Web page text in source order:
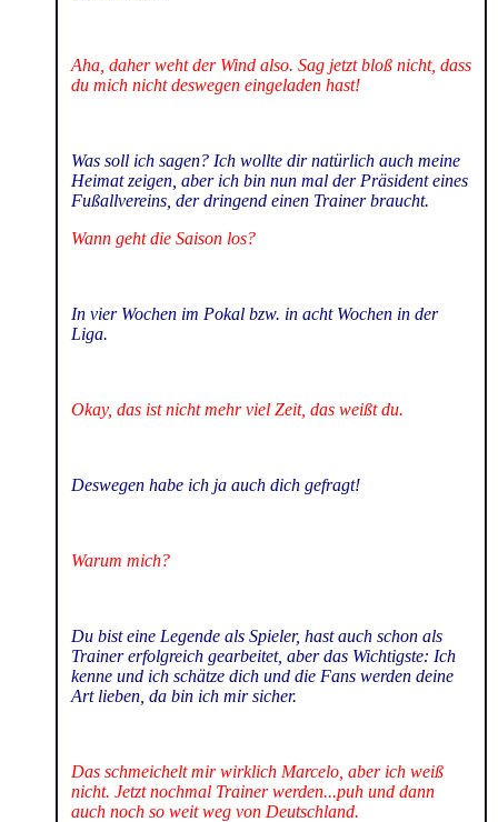
Aha, daher weht der Wind also. Sag jetzt bloß nicht, dass
du mich nicht deswegen eingeladen hast!
Was soll ich sagen? Ich wollte dir natürlich auch meine
Heimat zeigen, aber ich bin nun mal der Präsident eines
Fußallvereins, der dringend einen Trainer braucht.
Wann geht die Saison los?
In vier Wochen im Pokal bzw. in acht Wochen in der
Liga.
Okay, das ist nicht mehr viel Zeit, das weißt du.
Deswegen habe ich ja auch dich gefragt!
Warum mich?
Du bist eine Legende als Spieler, hast auch schon als
Trainer erfolgreich gearbeitet, aber das Wichtigste: Ich
kenne und ich schätze dich und die Fans werden deine
Art lieben, da bin ich mir sicher.
Das schmeichelt mir wirklich Marcelo, aber ich weiß
nicht. Jetzt nochmal Trainer werden...puh und dann
auch noch so weit weg von Deutschland.